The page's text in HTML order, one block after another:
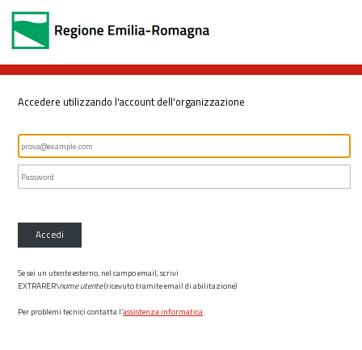
Accedere utilizzando l'account dell'organizzazione
Accedi
Se sei un utente esterno, nel campo email, scrivi
EXTRARER\nome utente(ricevuto tramite email di abilitazione)
Per problemi tecnici contatta l’assistenza informatica.